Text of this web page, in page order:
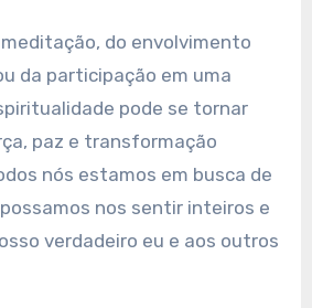
do envolvimento
da participação em uma
pode se tornar
paz e transformação
nós estamos em busca de
nos sentir inteiros e
verdadeiro eu e aos outros